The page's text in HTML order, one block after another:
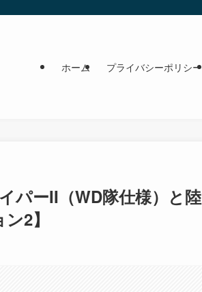
ホーム プライバシーポリシー
パーII（WD隊仕様）と陸
2】